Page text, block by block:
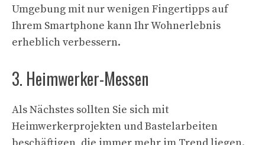
Umgebung mit nur wenigen Fingertipps auf
Ihrem Smartphone kann Ihr Wohnerlebnis
erheblich verbessern.
3. Heimwerker-Messen
Als Nächstes sollten Sie sich mit
Heimwerkerprojekten und Bastelarbeiten